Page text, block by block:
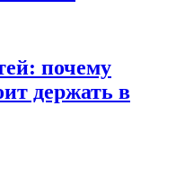
почему
держать в